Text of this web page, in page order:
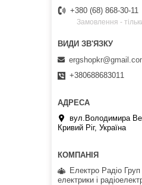
+380 (68) 868-30-11
Замовлення -
+380688683011
вул.Володимира
Кривий Ріг, Україна
Електро Радіо
електрики і